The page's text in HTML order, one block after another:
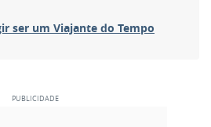
ser um Viajante do Tempo